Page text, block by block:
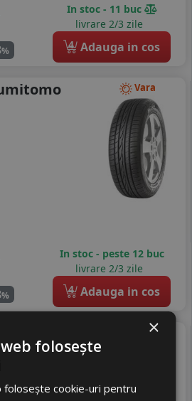
%
In stoc - 11 buc
livrare 2/3 zile
4 Adauga in cos
Vara
%
In stoc - peste 12 buc
livrare 2/3 zile
4 Adauga in cos
Vara
Me3
25
×
folosește
folosește cookie-uri pentru